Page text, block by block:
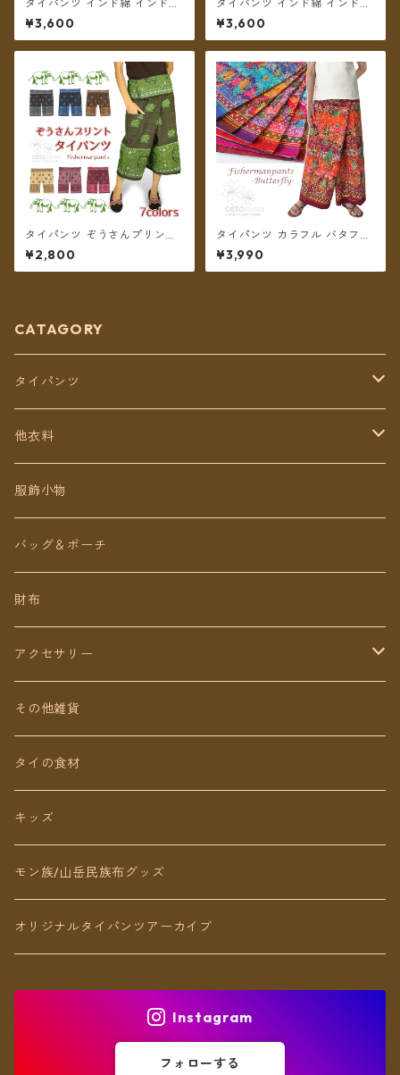
タイパンツ インド綿 インド更
紗 no.13 ネイビー&モノトーン
フラワープリント 3タイプ全4
カラー ロング丈【メール便送
¥3,600
タイパンツ インド綿 インド更
紗 no.12 フラワープリント 2
タイプ全6カラー ロング丈【メ
ール便送料無料】
¥3,600
タイパンツ ぞうさんプリント
ミディアム丈 ★7カラー★【メ
ール便送料無料】
¥2,800
タイパンツ カラフル バタフラ
イプリント 6カラー リゾパン
ロング丈【メール便送料無
料】
¥3,990
CATAGORY
タイパンツ
定番無地タイパンツ
チェトオリジナル
ロング丈
ミディアム丈
ショート丈
Baby&Kids
他衣料
トップス
ワンピース
パンツ
スカート
キッズ
服飾小物
バッグ＆ポーチ
財布
アクセサリー
ピアス（イヤリング）
ネックレス
リング
ブレスレット
アンクレット
その他雑貨
タイの食材
キッズ
モン族/山岳民族布グッズ
オリジナルタイパンツアーカイブ
Instagram
フォローする